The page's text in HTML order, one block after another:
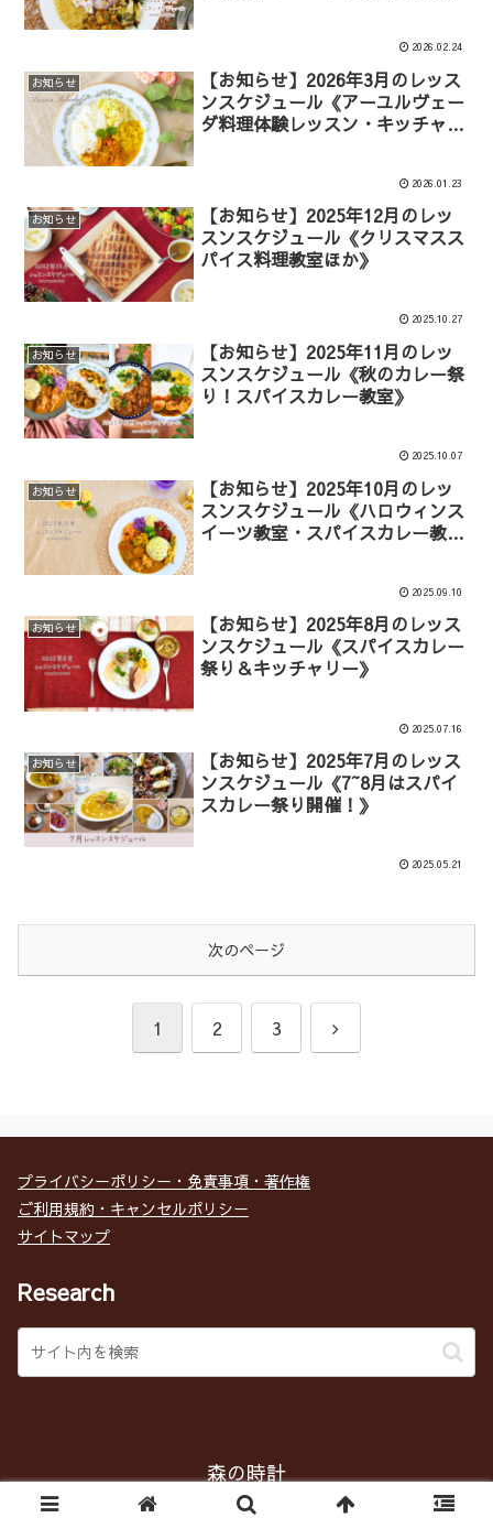
2026.02.24
お知らせ
【お知らせ】2026年3月のレッス
ンスケジュール《アーユルヴェー
ダ料理体験レッスン・キッチャリ
2026.01.23
お知らせ
【お知らせ】2025年12月のレッ
スンスケジュール《クリスマスス
パイス料理教室ほか》
2025.10.27
お知らせ
【お知らせ】2025年11月のレッ
スンスケジュール《秋のカレー祭
り！スパイスカレー教室》
2025.10.07
お知らせ
【お知らせ】2025年10月のレッ
スンスケジュール《ハロウィンス
イーツ教室・スパイスカレー教室
2025.09.10
お知らせ
【お知らせ】2025年8月のレッス
ンスケジュール《スパイスカレー
祭り＆キッチャリー》
2025.07.16
お知らせ
【お知らせ】2025年7月のレッス
ンスケジュール《7~8月はスパイ
スカレー祭り開催！》
2025.05.21
次のページ
1 2 3
次
プライバシーポリシー・免責事項・著作権
ご利用規約・キャンセルポリシー
サイトマップ
Research
森の時計
Copyright © 2017 森の時計 All Rights Reserved.